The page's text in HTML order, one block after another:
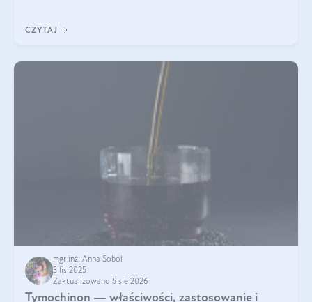
CZYTAJ
mgr inż. Anna Sobol
3 lis 2025
Zaktualizowano 5 sie 2026
Tymochinon — właściwości, zastosowanie i